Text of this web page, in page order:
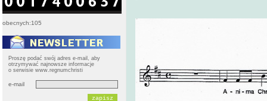
obecnych:105
Proszę podać swój adres e-mail, aby
otrzymywać najnowsze informacje
o serwisie www.regnumchristi
e-mail